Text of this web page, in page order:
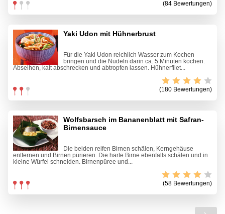
(84 Bewertungen)
Yaki Udon mit Hühnerbrust
Für die Yaki Udon reichlich Wasser zum Kochen
bringen und die Nudeln darin ca. 5 Minuten kochen.
Abseihen, kalt abschrecken und abtropfen lassen. Hühnerfilet...
(180 Bewertungen)
Wolfsbarsch im Bananenblatt mit Safran-
Birnensauce
Die beiden reifen Birnen schälen, Kerngehäuse
entfernen und Birnen pürieren. Die harte Birne ebenfalls schälen und in
kleine Würfel schneiden. Birnenpüree und...
(58 Bewertungen)